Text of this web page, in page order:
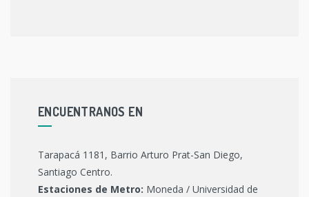
ENCUENTRANOS EN
Tarapacá 1181, Barrio Arturo Prat-San Diego,
Santiago Centro.
Estaciones de Metro: Moneda / Universidad de